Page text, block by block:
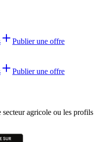
Publier une offre
Publier une offre
agricole ou les profils